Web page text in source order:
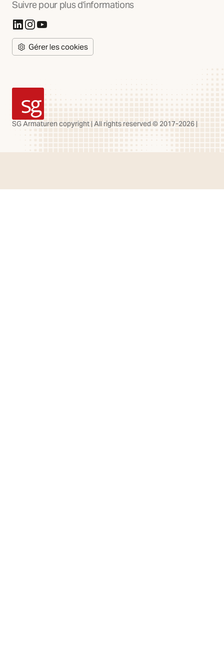
Suivre pour plus d'informations
(S'ouvre dans un nouvel onglet)
(S'ouvre dans un nouvel onglet)
(S'ouvre dans un nouvel onglet)
Gérer les cookies
SG Armaturen
SG Armaturen copyright | All rights reserved © 2017-2026 |